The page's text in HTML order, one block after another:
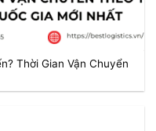
Thời Gian Vận Chuyển